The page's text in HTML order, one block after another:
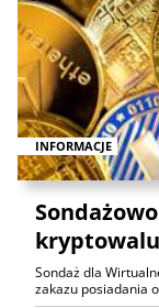
INFORMACJE
Sondaż dla
zakazu posiadania